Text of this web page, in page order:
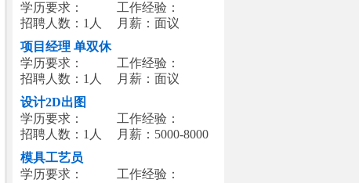
学历要求：
工作经验：
招聘人数：1人
月薪：面议
项目经理 单双休
学历要求：
工作经验：
招聘人数：1人
月薪：面议
设计2D出图
学历要求：
工作经验：
招聘人数：1人
月薪：5000-8000
模具工艺员
学历要求：
工作经验：